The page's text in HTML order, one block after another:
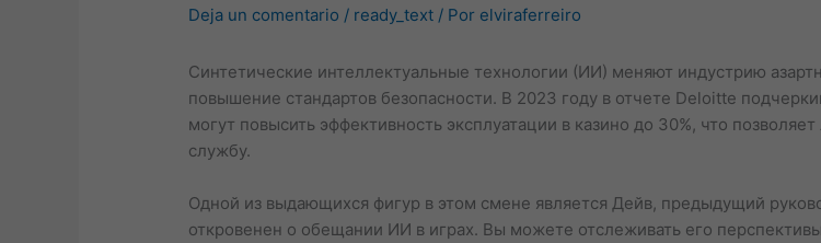
Deja un comentario / ready_text / Por elviraferreiro
Синтетические интеллектуальные технологии (ИИ) меняют индустрию
повышение стандартов безопасности. В 2023 году в отчете Deloitte
могут повысить эффективность эксплуатации в казино до 30%, что
службу.
Одной из выдающихся фигур в этом смене является Дейв, предыдущий
откровенен о обещании ИИ в играх. Вы можете отслеживать его